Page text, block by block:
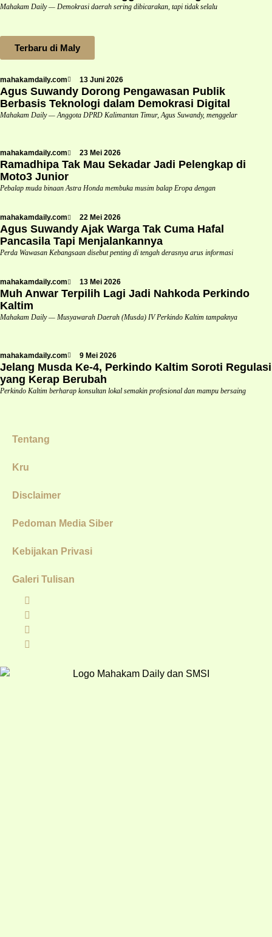
Mahakam Daily — Demokrasi daerah sering dibicarakan, tapi tidak selalu
Terbaru di Maly
mahakamdaily.com 13 Juni 2026
Agus Suwandy Dorong Pengawasan Publik
Berbasis Teknologi dalam Demokrasi Digital
Mahakam Daily — Anggota DPRD Kalimantan Timur, Agus Suwandy, menggelar
mahakamdaily.com 23 Mei 2026
Ramadhipa Tak Mau Sekadar Jadi Pelengkap di
Moto3 Junior
Pebalap muda binaan Astra Honda membuka musim balap Eropa dengan
mahakamdaily.com 22 Mei 2026
Agus Suwandy Ajak Warga Tak Cuma Hafal
Pancasila Tapi Menjalankannya
Perda Wawasan Kebangsaan disebut penting di tengah derasnya arus informasi
mahakamdaily.com 13 Mei 2026
Muh Anwar Terpilih Lagi Jadi Nahkoda Perkindo
Kaltim
Mahakam Daily — Musyawarah Daerah (Musda) IV Perkindo Kaltim tampaknya
mahakamdaily.com 9 Mei 2026
Jelang Musda Ke-4, Perkindo Kaltim Soroti Regulasi
yang Kerap Berubah
Perkindo Kaltim berharap konsultan lokal semakin profesional dan mampu bersaing
Tentang
Kru
Disclaimer
Pedoman Media Siber
Kebijakan Privasi
Galeri Tulisan